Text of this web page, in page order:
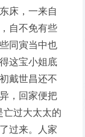
床，一来自
自不免有些
同寅当中也
这宝小姐底
戴世昌还不
，回家便把
亡过大太太的
过来。人家